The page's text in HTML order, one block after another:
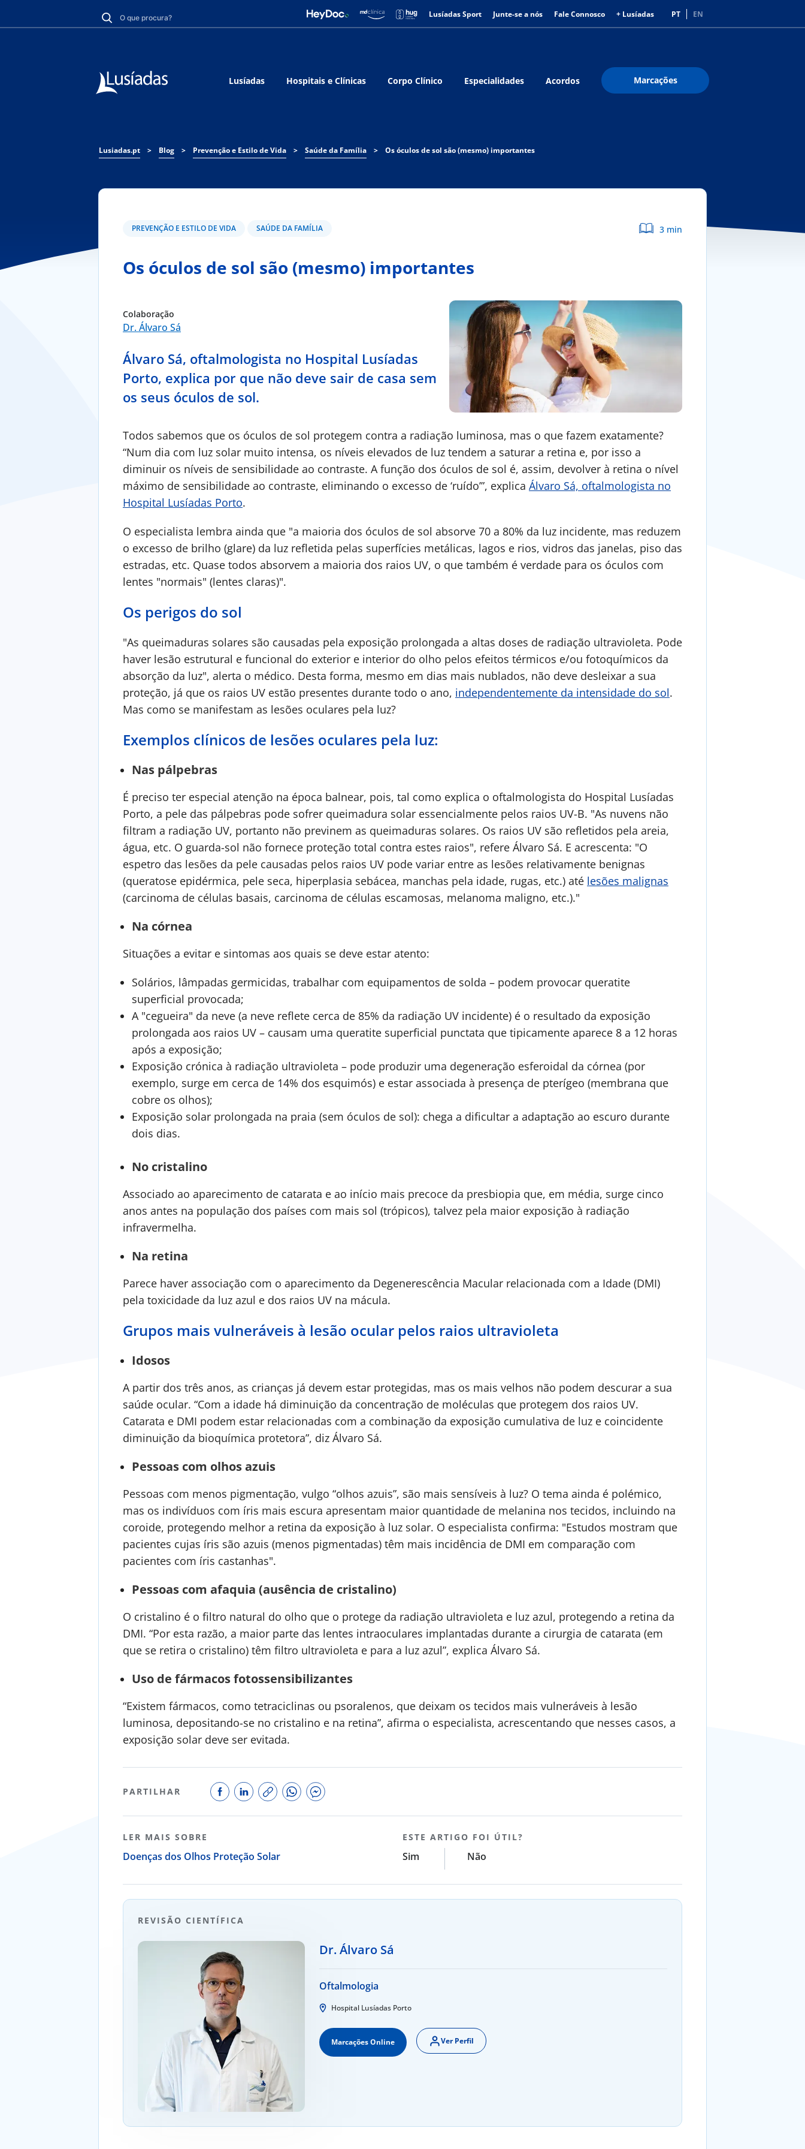
Lusíadas Sport Junte-se a nós Fale Connosco + Lusíadas PT EN
Lusíadas Hospitais e Clínicas Corpo Clínico Especialidades Acordos Marcações
Lusiadas.pt > Blog > Prevenção e Estilo de Vida > Saúde da Família > Os óculos de sol são (mesmo) importantes
PREVENÇÃO E ESTILO DE VIDA SAÚDE DA FAMÍLIA 3 min
Os óculos de sol são (mesmo) importantes
Colaboração
Dr. Álvaro Sá
Álvaro Sá, oftalmologista no Hospital Lusíadas
Porto, explica por que não deve sair de casa sem
os seus óculos de sol.
Todos sabemos que os óculos de sol protegem contra a radiação luminosa, mas o que fazem exatamente?
“Num dia com luz solar muito intensa, os níveis elevados de luz tendem a saturar a retina e, por isso a
diminuir os níveis de sensibilidade ao contraste. A função dos óculos de sol é, assim, devolver à retina o nível
máximo de sensibilidade ao contraste, eliminando o excesso de ‘ruído’”, explica Álvaro Sá, oftalmologista no
Hospital Lusíadas Porto.
O especialista lembra ainda que "a maioria dos óculos de sol absorve 70 a 80% da luz incidente, mas reduzem
o excesso de brilho (glare) da luz refletida pelas superfícies metálicas, lagos e rios, vidros das janelas, piso das
estradas, etc. Quase todos absorvem a maioria dos raios UV, o que também é verdade para os óculos com
lentes "normais" (lentes claras)".​
Os perigos do sol
"As queimaduras solares são causadas pela exposição prolongada a altas doses de radiação ultravioleta. Pode
haver lesão estrutural e funcional do exterior e interior do olho pelos efeitos térmicos e/ou fotoquímicos da
absorção da luz", alerta o médico. Desta forma, mesmo em dias mais nublados, não deve desleixar a sua
proteção, já que os raios UV estão presentes durante todo o ano, independentemente da intensidade do sol.
Mas como se manifestam as lesões oculares pela luz?
Exemplos clínicos de lesões oculares pela luz:
Nas pálpebras
É preciso ter especial atenção na época balnear, pois, tal como explica o oftalmologista do Hospital Lusíadas
Porto, a pele das pálpebras pode sofrer queimadura solar essencialmente pelos raios UV-B. "As nuvens não
filtram a radiação UV, portanto não previnem as queimaduras solares. Os raios UV são refletidos pela areia,
água, etc. O guarda-sol não fornece proteção total contra estes raios", refere Álvaro Sá. E acrescenta: "O
espetro das lesões da pele causadas pelos raios UV pode variar entre as lesões relativamente benignas
(queratose epidérmica, pele seca, hiperplasia sebácea, manchas pela idade, rugas, etc.) até lesões malignas
(carcinoma de células basais, carcinoma de células escamosas, melanoma maligno, etc.)."
Na córnea
Situações a evitar e sintomas aos quais se deve estar atento:
Solários, lâmpadas germicidas, trabalhar com equipamentos de solda – podem provocar queratite
superficial provocada;
A "cegueira" da neve (a neve reflete cerca de 85% da radiação UV incidente) é o resultado da exposição
prolongada aos raios UV – causam uma queratite superficial punctata que tipicamente aparece 8 a 12 horas
após a exposição;
Exposição crónica à radiação ultravioleta – pode produzir uma degeneração esferoidal da córnea (por
exemplo, surge em cerca de 14% dos esquimós) e estar associada à presença de pterígeo (membrana que
cobre os olhos);
Exposição solar prolongada na praia (sem óculos de sol): chega a dificultar a adaptação ao escuro durante
dois dias.
No cristalino
Associado ao aparecimento de catarata e ao início mais precoce da presbiopia que, em média, surge cinco
anos antes na população dos países com mais sol (trópicos), talvez pela maior exposição à radiação
infravermelha.
Na retina
Parece haver associação com o aparecimento da Degenerescência Macular relacionada com a Idade (DMI)
pela toxicidade da luz azul e dos raios UV na mácula.
Grupos mais vulneráveis à lesão ocular pelos raios ultravioleta
Idosos
A partir dos três anos, as crianças já devem estar protegidas, mas os mais velhos não podem descurar a sua
saúde ocular. “Com a idade há diminuição da concentração de moléculas que protegem dos raios UV.
Catarata e DMI podem estar relacionadas com a combinação da exposição cumulativa de luz e coincidente
diminuição da bioquímica protetora”, diz Álvaro Sá.
Pessoas com olhos azuis
Pessoas com menos pigmentação, vulgo “olhos azuis”, são mais sensíveis à luz? O tema ainda é polémico,
mas os indivíduos com íris mais escura apresentam maior quantidade de melanina nos tecidos, incluindo na
coroide, protegendo melhor a retina da exposição à luz solar. O especialista confirma: "Estudos mostram que
pacientes cujas íris são azuis (menos pigmentadas) têm mais incidência de DMI em comparação com
pacientes com íris castanhas".
Pessoas com afaquia (ausência de cristalino)
O cristalino é o filtro natural do olho que o protege da radiação ultravioleta e luz azul, protegendo a retina da
DMI. “Por esta razão, a maior parte das lentes intraoculares implantadas durante a cirurgia de catarata (em
que se retira o cristalino) têm filtro ultravioleta e para a luz azul”, explica Álvaro Sá.
Uso de fármacos fotossensibilizantes
“Existem fármacos, como tetraciclinas ou psoralenos, que deixam os tecidos mais vulneráveis à lesão
luminosa, depositando-se no cristalino e na retina”, afirma o especialista, acrescentando que nesses casos, a
exposição solar deve ser evitada.
PARTILHAR
LER MAIS SOBRE
Doenças dos Olhos Proteção Solar
ESTE ARTIGO FOI ÚTIL?
Sim Não
REVISÃO CIENTÍFICA
Dr. Álvaro Sá
Oftalmologia
Hospital Lusíadas Porto
Marcações Online Ver Perfil